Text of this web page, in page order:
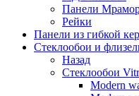
Панели
Рейки
Панели из гибкой
Стеклообои и
Назад
Стеклообои
Modern